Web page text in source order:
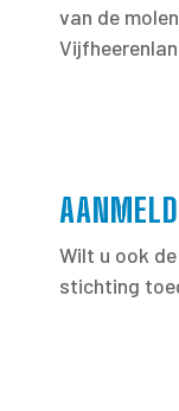
van de
Wilt u ook
stichting